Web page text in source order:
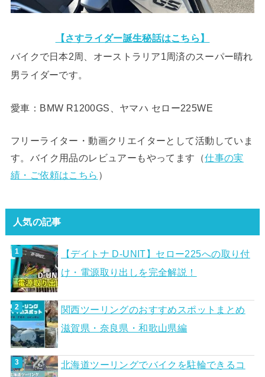
【さすライダー誕生秘話はこちら】
バイクで日本2周、オーストラリア1周済のスーパー晴れ
男ライダーです。
愛車：BMW R1200GS、ヤマハ セロー225WE
フリーライター・動画クリエイターとして活動していま
す。バイク用品のレビュアーもやってます（仕事の実
績・ご依頼はこちら ）
人気の記事
【デイトナ D-UNIT】セロー225への取り付
け・電源取り出しを完全解説！
関西ツーリングのおすすめスポットまとめ
滋賀県・奈良県・和歌山県編
北海道ツーリングでバイクを駐輪できるコ